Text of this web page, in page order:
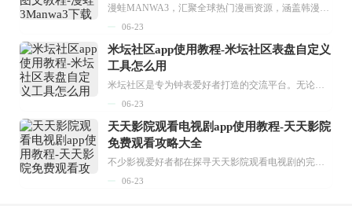
漫蛙MANWA3，汇聚全球热门漫画资源，涵盖韩漫、欧美漫画、国漫等多种类型，题材丰富多样，全方位满足用户阅读喜好。它不仅是阅读平台，更是创作平台，为广大用户打造零门槛创作环境。...
06-23
米坛社区app使用教程-米坛社区表盘自定义
工具怎么用
米坛社区是专为钟表爱好者打造的交流平台。无论你是初涉钟表领域的普通爱好者，还是拥有多年收藏经验的资深玩家，都能在此找到属于自己的天地。 无需注册，就能轻松参与其中。通过专业的讨论论坛与丰富的交互功能，你可与世界各地的钟表爱好者畅快交流。若你钟情于钟表，米坛社区无疑是值得一试的理想之选。在这里，你能获取最新的手表资讯，交流见解，提升鉴赏品味，让每一块手表都成为收藏故事中重要的一部分。感兴趣的朋友，不要错过下载机会。...
06-23
天天影院观看电视剧app使用教程-天天影院
免费观看攻略大全
不少影视爱好者都在探寻天天影院观看电视剧的完整方法，结合最新平台使用规则，本篇新手入门攻略全面讲解观看渠道、检索流程、播放设置以及画面模式调整等实用内容。全文适配手机、电脑等主流设备，步骤简洁易懂，无论是初次使用的新手，还是想要优化观影体验的用户，都能参照内容快速上手，熟练掌握平台各项操作技巧，轻松畅享影视内容。...
06-23